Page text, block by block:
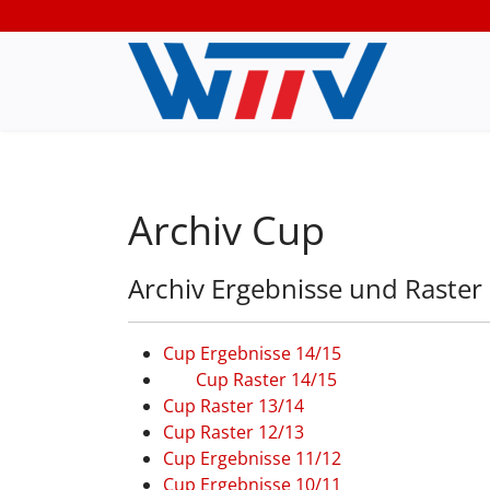
Archiv Cup
Archiv Ergebnisse und Raster
Cup Ergebnisse 14/15
Cup Raster 14/15
Cup Raster 13/14
Cup Raster 12/13
Cup Ergebnisse 11/12
Cup Ergebnisse 10/11